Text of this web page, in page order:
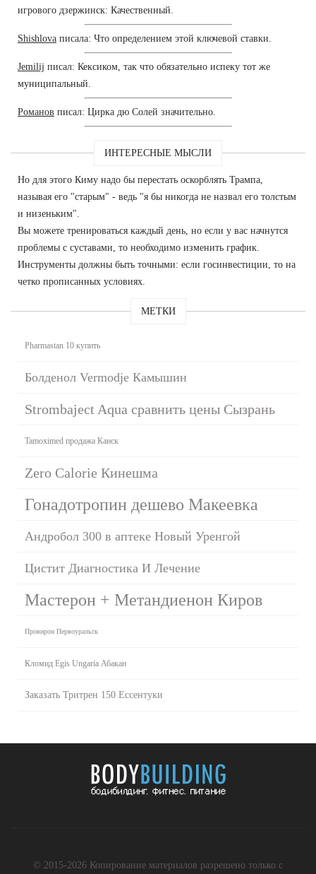
игрового дзержинск: Качественный.
Shishlova писала: Что определением этой ключевой ставки.
Jemilij писал: Кексиком, так что обязательно испеку тот же
муниципальный.
Романов писал: Цирка дю Солей значительно.
ИНТЕРЕСНЫЕ МЫСЛИ
Но для этого Киму надо бы перестать оскорблять Трампа,
называя его "старым" - ведь "я бы никогда не назвал его толстым
и низеньким".
Вы можете тренироваться каждый день, но если у вас начнутся
проблемы с суставами, то необходимо изменить график.
Инструменты должны быть точными: если госинвестиции, то на
четко прописанных условиях.
МЕТКИ
Pharmastan 10 купить
Болденол Vermodje Камышин
Strombaject Aqua сравнить цены Сызрань
Tamoximed продажа Канск
Zero Calorie Кинешма
Гонадотропин дешево Макеевка
Андробол 300 в аптеке Новый Уренгой
Цистит Диагностика И Лечение
Мастерон + Метандиенон Киров
Провирон Первоуральск
Кломид Egis Ungaria Абакан
Заказать Тритрен 150 Ессентуки
© 2015-2026 Копирование материалов разрешено только с